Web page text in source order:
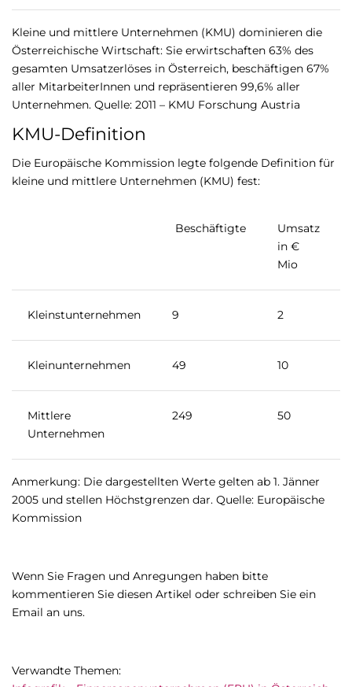
Kleine und mittlere Unternehmen (KMU) dominieren die
Österreichische Wirtschaft: Sie erwirtschaften 63% des
gesamten Umsatzerlöses in Österreich, beschäftigen 67%
aller MitarbeiterInnen und repräsentieren 99,6% aller
Unternehmen. Quelle: 2011 – KMU Forschung Austria
KMU-Definition
Die Europäische Kommission legte folgende Definition für
kleine und mittlere Unternehmen (KMU) fest:
Beschäftigte
Umsatz
in €
Mio
Kleinstunternehmen 9 2
Kleinunternehmen 49 10
Mittlere
Unternehmen
249 50
Anmerkung: Die dargestellten Werte gelten ab 1. Jänner
2005 und stellen Höchstgrenzen dar. Quelle: Europäische
Kommission
Wenn Sie Fragen und Anregungen haben bitte
kommentieren Sie diesen Artikel oder schreiben Sie ein
Email an uns.
Verwandte Themen: